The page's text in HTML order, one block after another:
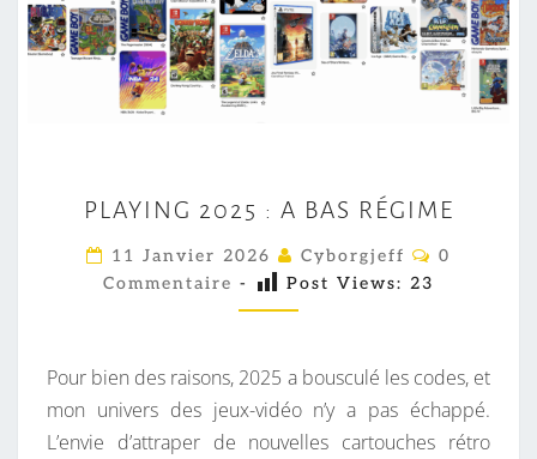
A
Y
I
G
2
0
PLAYING 2025 : A BAS RÉGIME
11 Janvier 2026 Cyborgjeff
C
A
I
R
E
0
Commentaire - Post Views: 23
Pour bien des raisons, 2025 a bousculé les codes, et
mon univers des jeux-vidéo n’y a pas échappé.
L’envie d’attraper de nouvelles cartouches rétro